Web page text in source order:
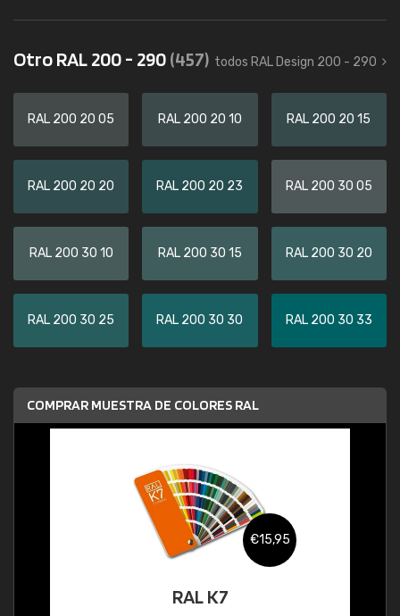
Otro RAL 200 - 290(457) todos RAL Design 200 - 290
RAL 200 20 05 RAL 200 20 10 RAL 200 20 15
RAL 200 20 20 RAL 200 20 23 RAL 200 30 05
RAL 200 30 10 RAL 200 30 15 RAL 200 30 20
RAL 200 30 25 RAL 200 30 30 RAL 200 30 33
COMPRAR MUESTRA DE COLORES RAL
€15,95
RAL K7